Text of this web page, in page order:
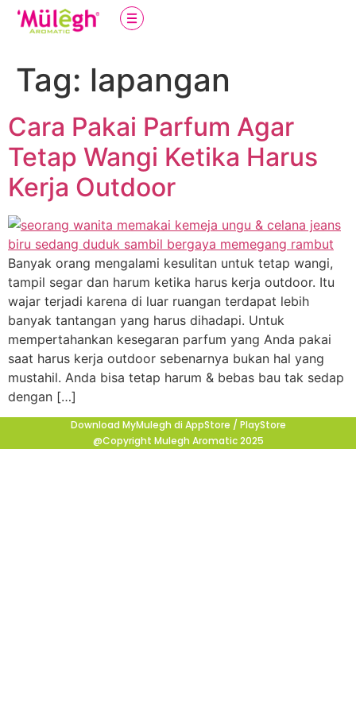
Tag: lapangan
Cara Pakai Parfum Agar
Tetap Wangi Ketika Harus
Kerja Outdoor
Banyak orang mengalami kesulitan untuk tetap wangi,
tampil segar dan harum ketika harus kerja outdoor. Itu
wajar terjadi karena di luar ruangan terdapat lebih
banyak tantangan yang harus dihadapi. Untuk
mempertahankan kesegaran parfum yang Anda pakai
saat harus kerja outdoor sebenarnya bukan hal yang
mustahil. Anda bisa tetap harum & bebas bau tak sedap
dengan […]
Download MyMulegh di AppStore / PlayStore
@Copyright Mulegh Aromatic 2025